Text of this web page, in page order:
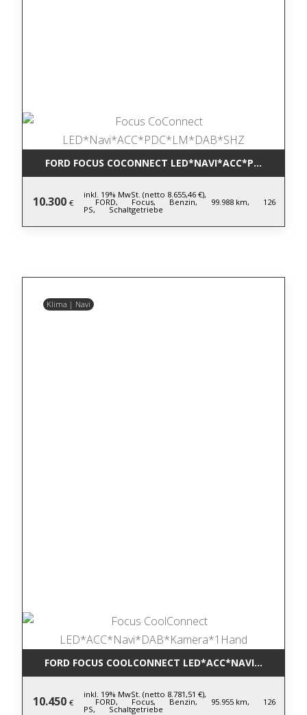
FORD FOCUS COCONNECT
10.300 €
inkl. 19% MwSt. (netto 8.655,46 €),
FORD, Focus, Benzin, 99.988 km, 126
PS, Schaltgetriebe
Klima | Navi
FORD FOCUS COOLCONNECT
10.450 €
inkl. 19% MwSt. (netto 8.781,51 €),
FORD, Focus, Benzin, 95.955 km, 126
PS, Schaltgetriebe